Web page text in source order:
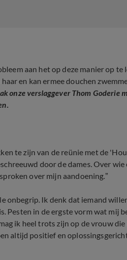
aan het op deze manier op te
en kan ermee douchen
onze verslaggever Thom Goderie
te zijn van de reünie met de
door de dames. Over
over mijn aandoening.”
onbegrip. Ik denk dat iemand
Pesten in de ergste vorm wat mij
ik heel trots zijn op de vrouw
altijd positief en